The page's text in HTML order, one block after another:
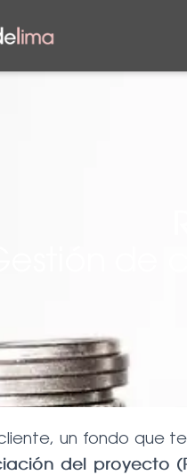
Gestión
un fondo que
del proyecto